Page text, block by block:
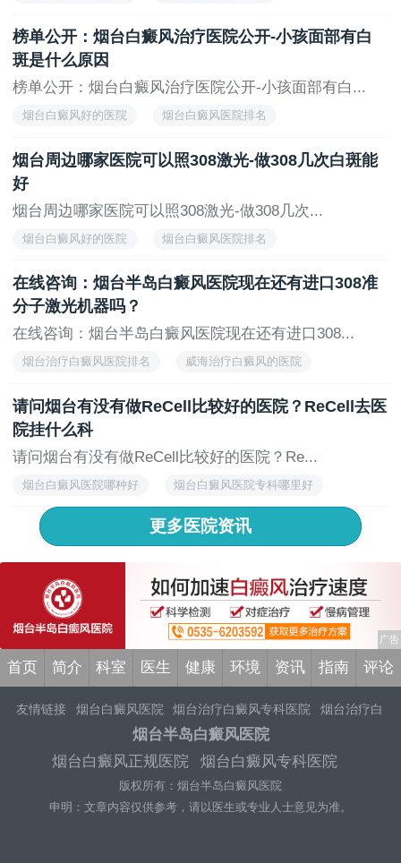
烟台白癜风医院治疗
榜单公开：烟台白癜风治疗医院公开-小孩面部有白
斑是什么原因
榜单公开：烟台白癜风治疗医院公开-小孩面部有白...
烟台白癜风好的医院 烟台白癜风医院排名
烟台白癜风医院治疗
烟台周边哪家医院可以照308激光-做308几次白斑能
好
烟台周边哪家医院可以照308激光-做308几次...
烟台白癜风好的医院 烟台白癜风医院排名
烟台白癜风医院治疗
在线咨询：烟台半岛白癜风医院现在还有进口308准
分子激光机器吗？
在线咨询：烟台半岛白癜风医院现在还有进口308...
烟台治疗白癜风医院排名 威海治疗白癜风的医院
烟台看白癜风的医院
请问烟台有没有做ReCell比较好的医院？ReCell去医
院挂什么科
请问烟台有没有做ReCell比较好的医院？Re...
烟台白癜风医院哪种好 烟台白癜风医院专科哪里好
烟台白癜风医院去哪个好 烟台白癜风医院哪个比较好
烟台白癜风医院怎么治白
更多医院资讯
首页 简介 科室 医生 健康 环境 资讯 指南 评论
友情链接 烟台白癜风医院 烟台治疗白癜风专科医院
烟台治疗白
烟台专业治疗白癜风医院
烟台白癜风专科医院
台白癜风医院专业治疗白斑
烟台白癜风医院哪家专业
烟台治疗
烟台白癜风医院就医指南
烟台白癜风医院地
烟台白癜风医院怎么样 烟台白癜风医院好不好
烟台半岛白癜风医院
烟台白癜风正规医院
烟台白癜风专科医院
版权所有：烟台半岛白癜风医院
申明：文章内容仅供参考，请以医生或专业人士意见为准。